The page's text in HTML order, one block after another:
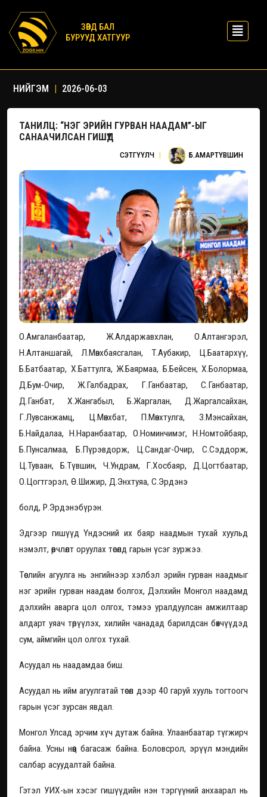
ЗӨВД БАЛ
БУРУУД ХАТГУУР
НИЙГЭМ | 2026-06-03
ТАНИЛЦ: “НЭГ ЭРИЙН ГУРВАН НААДАМ”-ЫГ
САНААЧИЛСАН ГИШҮҮД
СЭТГҮҮЛЧ | Б.АМАРТҮВШИН
О.Амгаланбаатар, Ж.Алдаржавхлан, О.Алтангэрэл,
Н.Алтаншагай, Л.Мөнхбаясгалан, Т.Аубакир, Ц.Баатархүү,
Б.Батбаатар, Х.Баттулга, Ж.Баярмаа, Б.Бейсен, Х.Болормаа,
Д.Бум-Очир, Ж.Галбадрах, Г.Ганбаатар, С.Ганбаатар,
Д.Ганбат, Х.Жангабыл, Б.Жаргалан, Д.Жаргалсайхан,
Г.Лувсанжамц, Ц.Мөнхбат, П.Мөнхтулга, З.Мэнсайхан,
Б.Найдалаа, Н.Наранбаатар, О.Номинчимэг, Н.Номтойбаяр,
Б.Пунсалмаа, Б.Пүрэвдорж, Ц.Сандаг-Очир, С.Сэддорж,
Ц.Туваан, Б.Түвшин, Ч.Ундрам, Г.Хосбаяр, Д.Цогтбаатар,
О.Цогтгэрэл, Ө.Шижир, Д.Энхтуяа, С.Эрдэнэ
болд, Р.Эрдэнэбүрэн.
Эдгээр гишүүд Үндэсний их баяр наадмын тухай хуульд
нэмэлт, өөрчлөлт оруулах төсөлд гарын үсэг зуржээ.
Төслийн агуулга нь энгийнээр хэлбэл эрийн гурван наадмыг
нэг эрийн гурван наадам болгох, Дэлхийн Монгол наадамд
дэлхийн аварга цол олгох, тэмээ уралдуулсан амжилтаар
алдарт уяач төрүүлэх, хилийн чанадад барилдсан бөхчүүдэд
сум, аймгийн цол олгох тухай.
Асуудал нь наадамдаа биш.
Асуудал нь ийм агуулгатай төсөл дээр 40 гаруй хууль тогтоогч
гарын үсэг зурсан явдал.
Монгол Улсад эрчим хүч дутаж байна. Улаанбаатар түгжирч
байна. Усны нөөц багасаж байна. Боловсрол, эрүүл мэндийн
салбар асуудалтай байна.
Гэтэл УИХ-ын хэсэг гишүүдийн нэн тэргүүний анхаарал нь